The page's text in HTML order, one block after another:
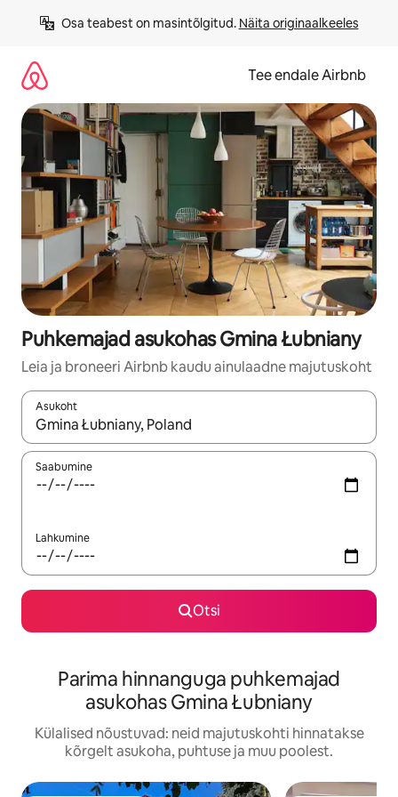
Osa teabest on masintõlgitud. Näita originaalkeeles
Tee endale Airbnb
Puhkemajad asukohas Gmina Łubniany
Leia ja broneeri Airbnb kaudu ainulaadne majutuskoht
Asukoht
Kui tulemused on kuvatud, liigu ekraanil nooleklahvidega või
Saabumine
Lahkumine
Otsi
Parima hinnanguga puhkemajad
asukohas Gmina Łubniany
Külalised nõustuvad: neid majutuskohti hinnatakse
kõrgelt asukoha, puhtuse ja muu poolest.